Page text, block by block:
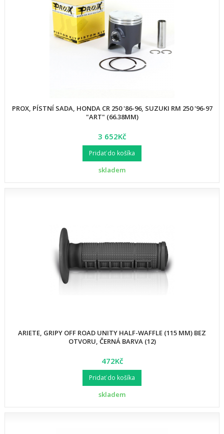
PROX, PÍSTNÍ SADA, HONDA CR 250 '86-96, SUZUKI RM 250 '96-97
"ART" (66.38MM)
3 652Kč
Pridať do košíka
skladem
ARIETE, GRIPY OFF ROAD UNITY HALF-WAFFLE (115 MM) BEZ
OTVORU, ČERNÁ BARVA (12)
472Kč
Pridať do košíka
skladem